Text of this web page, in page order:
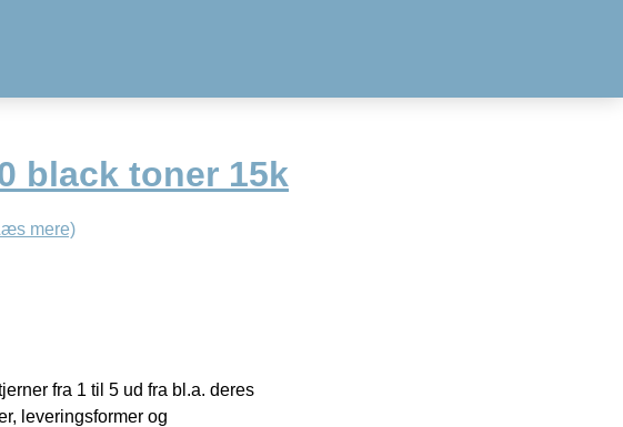
black toner 15k
mere)
fra 1 til 5 ud fra bl.a. deres
leveringsformer og